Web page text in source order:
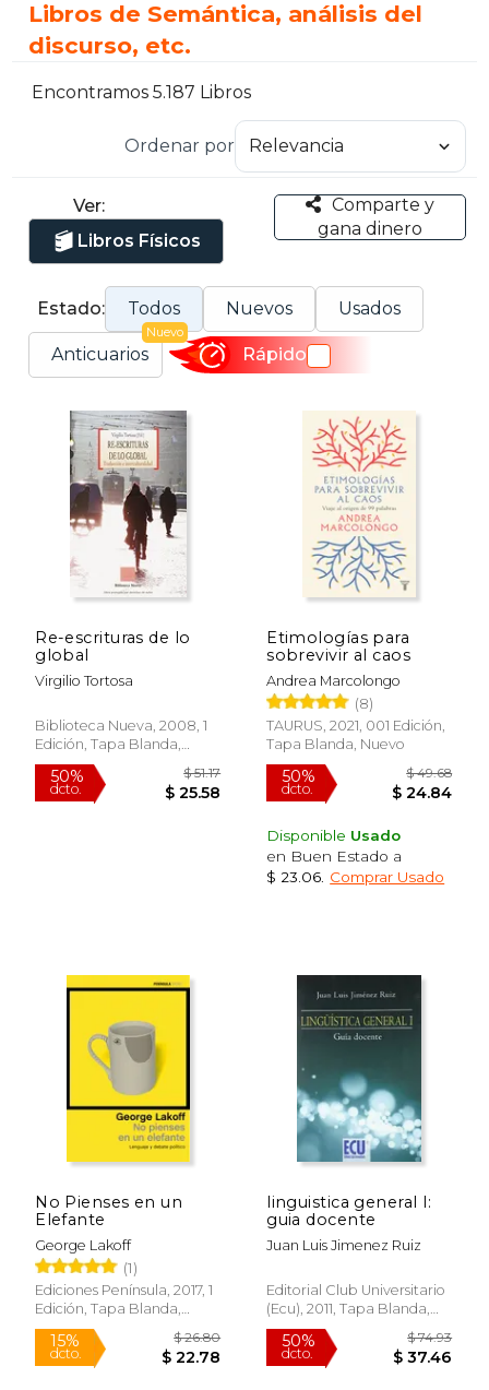
Libros de Semántica, análisis del
discurso, etc.
Encontramos 5.187 Libros
Ordenar por
Ver:
Libros Físicos
Comparte y
gana dinero
Estado: Todos Nuevos Usados
Anticuarios
Nuevo
Rápido
Re-escrituras de lo
global
Virgilio Tortosa
Biblioteca Nueva, 2008, 1
Edición, Tapa Blanda,
Usado
Etimologías para
sobrevivir al caos
Andrea Marcolongo
(8)
TAURUS, 2021, 001 Edición,
Tapa Blanda, Nuevo
Disponible Usado
en Buen Estado a
$ 23.06 Comprar Usado
No Pienses en un
Elefante
George Lakoff
(1)
Ediciones Península, 2017, 1
Edición, Tapa Blanda,
Nuevo
linguistica general I:
guia docente
Juan Luis Jimenez Ruiz
Editorial Club Universitario
(ecu), 2011, Tapa Blanda,
Nuevo